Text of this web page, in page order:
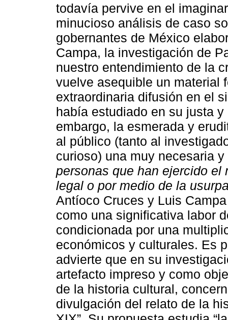
todavía pervive en el
minucioso análisis de caso
gobernantes de México
Campa, la investigación de
nuestro entendimiento de la
vuelve asequible un material
extraordinaria difusión en el
había estudiado en su justa
embargo, la esmerada y
al público (tanto al
curioso) una muy necesaria
personas que han ejercido
legal o por medio de la
Antíoco Cruces y Luis
como una significativa labor
condicionada por una
económicos y culturales. Es
advierte que en su
artefacto impreso y como
de la historia cultural,
divulgación del relato de la